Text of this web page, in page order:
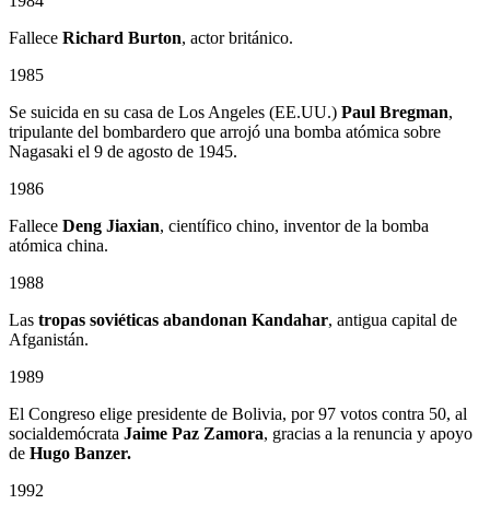
Fallece Richard Burton, actor británico.
1985
Se suicida en su casa de Los Angeles (EE.UU.) Paul Bregman,
tripulante del bombardero que arrojó una bomba atómica sobre
Nagasaki el 9 de agosto de 1945.
1986
Fallece Deng Jiaxian, científico chino, inventor de la bomba
atómica china.
1988
Las tropas soviéticas abandonan Kandahar, antigua capital de
Afganistán.
1989
El Congreso elige presidente de Bolivia, por 97 votos contra 50, al
socialdemócrata Jaime Paz Zamora, gracias a la renuncia y apoyo
de Hugo Banzer.
1992